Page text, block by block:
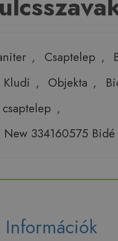
, Csaptelep ,
Kludi , Objekta ,
,
334160575
Információk